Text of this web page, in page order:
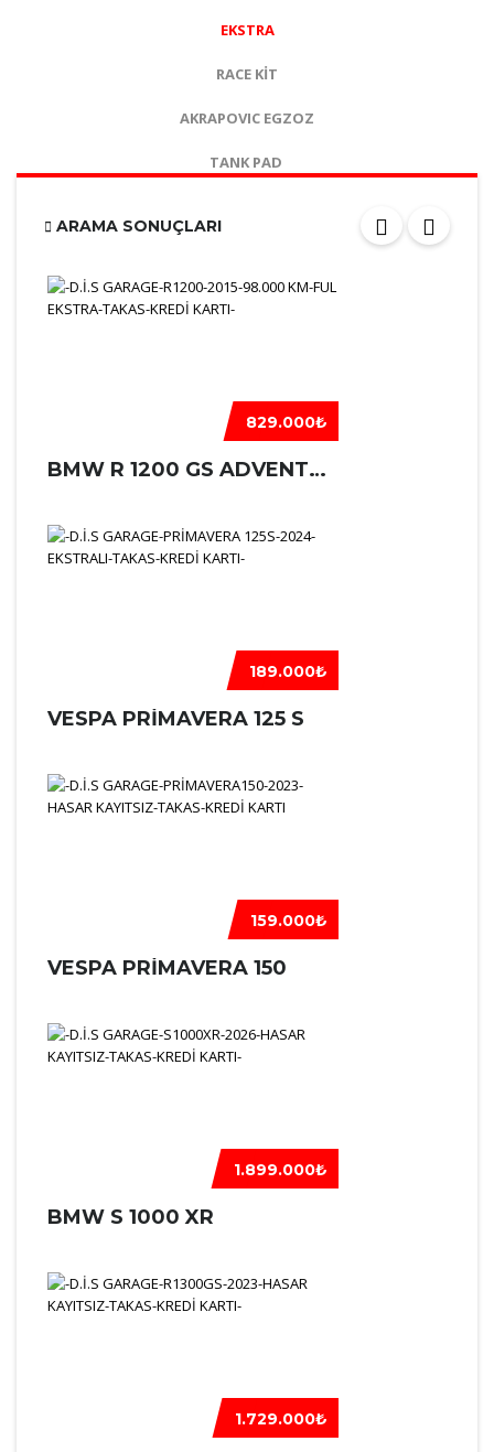
EKSTRA
RACE KİT
AKRAPOVIC EGZOZ
TANK PAD
ARAMA SONUÇLARI
829.000₺
BMW R 1200 GS ADVENTURE
189.000₺
VESPA PRIMAVERA 125 S
159.000₺
VESPA PRIMAVERA 150
1.899.000₺
BMW S 1000 XR
1.729.000₺